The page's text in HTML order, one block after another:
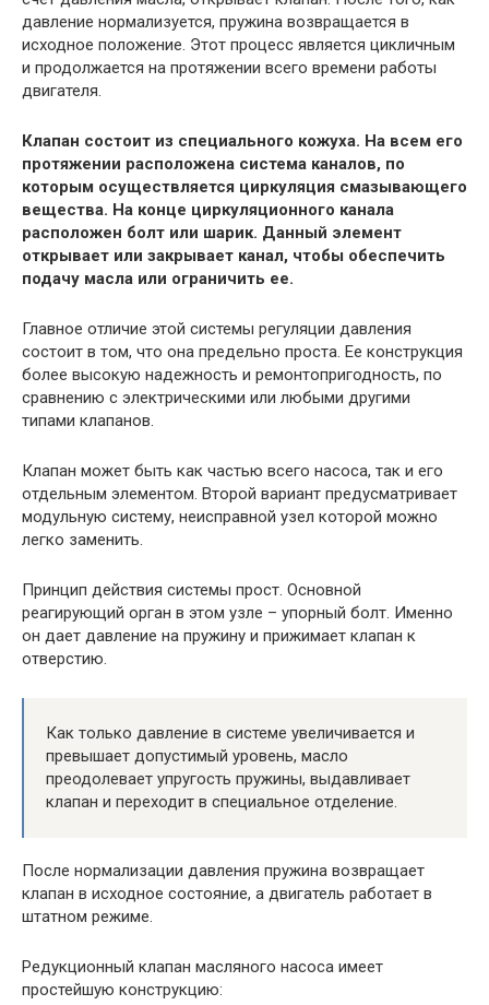
давление нормализуется, пружина возвращается в
исходное положение. Этот процесс является цикличным
и продолжается на протяжении всего времени работы
двигателя.
Клапан состоит из специального кожуха. На всем его
протяжении расположена система каналов, по
которым осуществляется циркуляция смазывающего
вещества. На конце циркуляционного канала
расположен болт или шарик. Данный элемент
открывает или закрывает канал, чтобы обеспечить
подачу масла или ограничить ее.
Главное отличие этой системы регуляции давления
состоит в том, что она предельно проста. Ее конструкция
более высокую надежность и ремонтопригодность, по
сравнению с электрическими или любыми другими
типами клапанов.
Клапан может быть как частью всего насоса, так и его
отдельным элементом. Второй вариант предусматривает
модульную систему, неисправной узел которой можно
легко заменить.
Принцип действия системы прост. Основной
реагирующий орган в этом узле – упорный болт. Именно
он дает давление на пружину и прижимает клапан к
отверстию.
Как только давление в системе увеличивается и
превышает допустимый уровень, масло
преодолевает упругость пружины, выдавливает
клапан и переходит в специальное отделение.
После нормализации давления пружина возвращает
клапан в исходное состояние, а двигатель работает в
штатном режиме.
Редукционный клапан масляного насоса имеет
простейшую конструкцию: